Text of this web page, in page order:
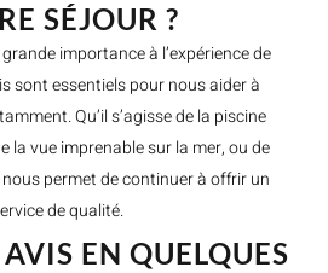
SÉJOUR ?
importance à l’expérience de
sont essentiels pour nous aider à
Qu’il s’agisse de la piscine
la vue imprenable sur la mer, ou de
permet de continuer à offrir un
de qualité.
EN QUELQUES